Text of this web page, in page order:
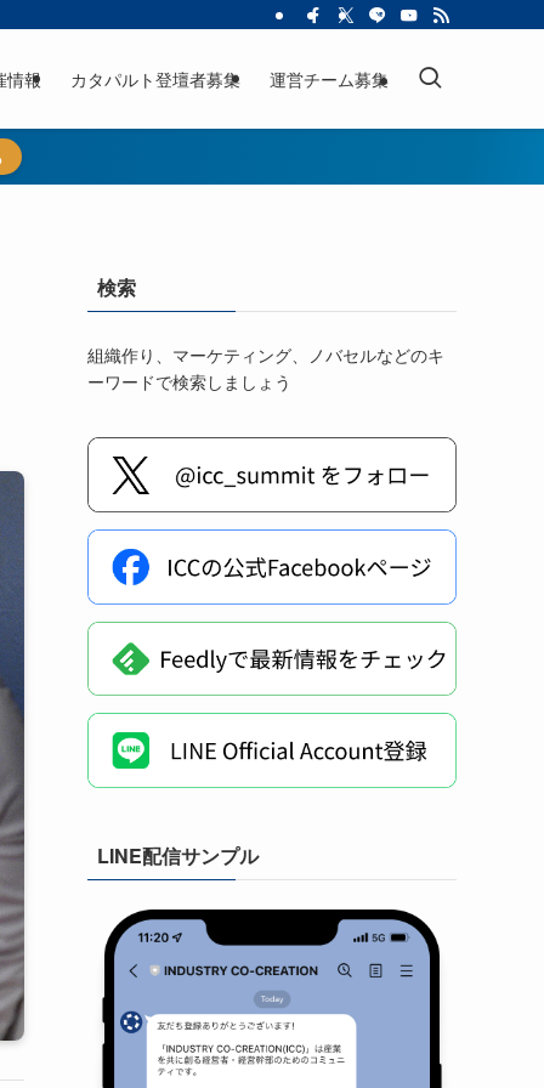
情報 カタパルト登壇者募集 運営チーム募集
検索
組織作り、マーケティング、ノバセルなどのキ
ーワードで検索しましょう
LINE配信サンプル